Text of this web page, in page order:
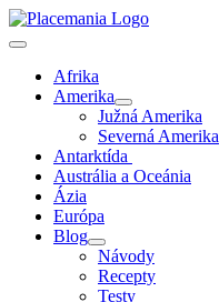
Afrika
Amerika
Južná Amerika
Severná Amerika
Antarktída
Austrália a Oceánia
Ázia
Európa
Blog
Návody
Recepty
Testy